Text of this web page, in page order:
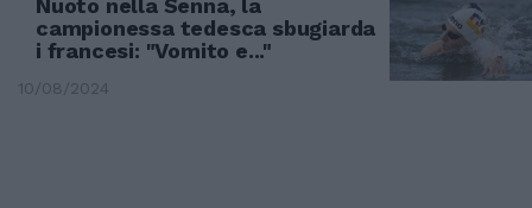
Nuoto nella Senna, la
campionessa tedesca sbugiarda
i francesi: "Vomito e..."
10/08/2024